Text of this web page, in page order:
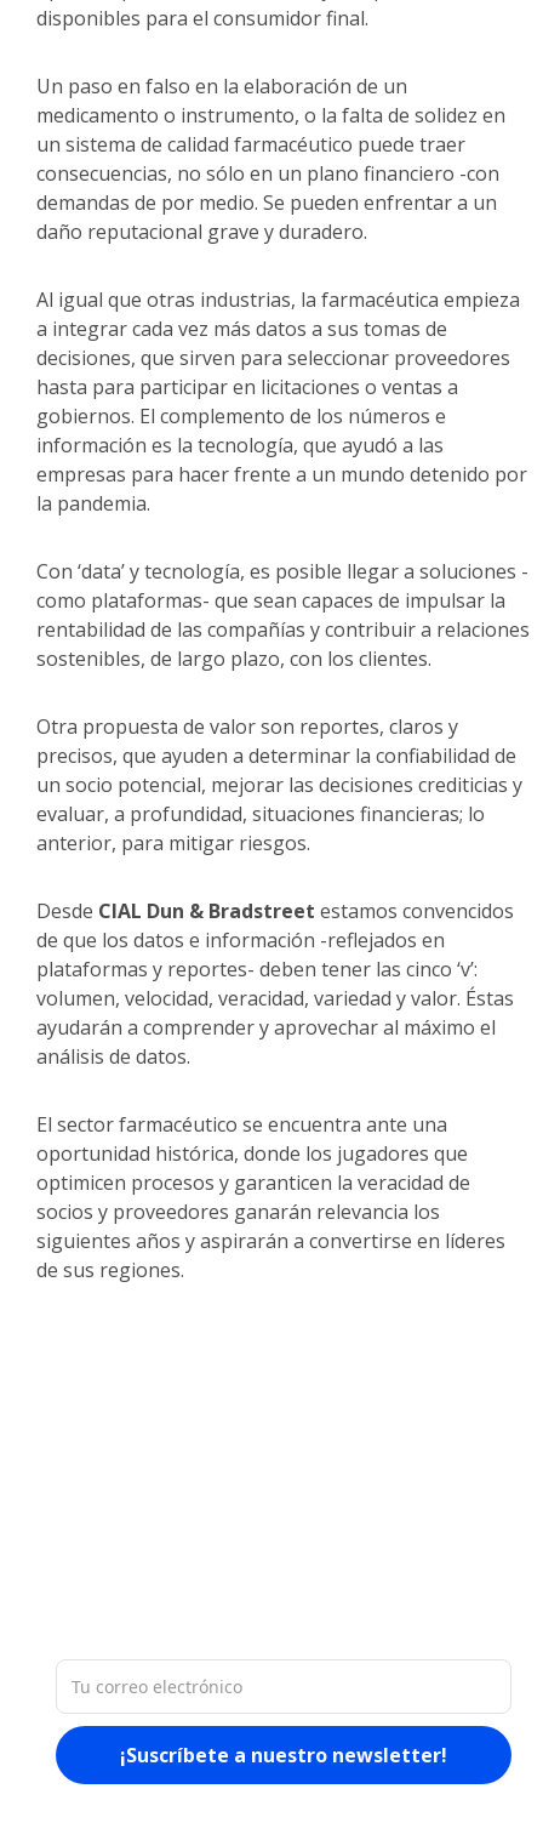
disponibles para el consumidor final.
Un paso en falso en la elaboración de un
medicamento o instrumento, o la falta de solidez en
un sistema de calidad farmacéutico puede traer
consecuencias, no sólo en un plano financiero -con
demandas de por medio. Se pueden enfrentar a un
daño reputacional grave y duradero.
Al igual que otras industrias, la farmacéutica empieza
a integrar cada vez más datos a sus tomas de
decisiones, que sirven para seleccionar proveedores
hasta para participar en licitaciones o ventas a
gobiernos. El complemento de los números e
información es la tecnología, que ayudó a las
empresas para hacer frente a un mundo detenido por
la pandemia.
Con ‘data’ y tecnología, es posible llegar a soluciones -
como plataformas- que sean capaces de impulsar la
rentabilidad de las compañías y contribuir a relaciones
sostenibles, de largo plazo, con los clientes.
Otra propuesta de valor son reportes, claros y
precisos, que ayuden a determinar la confiabilidad de
un socio potencial, mejorar las decisiones crediticias y
evaluar, a profundidad, situaciones financieras; lo
anterior, para mitigar riesgos.
Desde CIAL Dun & Bradstreet estamos convencidos
de que los datos e información -reflejados en
plataformas y reportes- deben tener las cinco ‘v’:
volumen, velocidad, veracidad, variedad y valor. Éstas
ayudarán a comprender y aprovechar al máximo el
análisis de datos.
El sector farmacéutico se encuentra ante una
oportunidad histórica, donde los jugadores que
optimicen procesos y garanticen la veracidad de
socios y proveedores ganarán relevancia los
siguientes años y aspirarán a convertirse en líderes
de sus regiones.